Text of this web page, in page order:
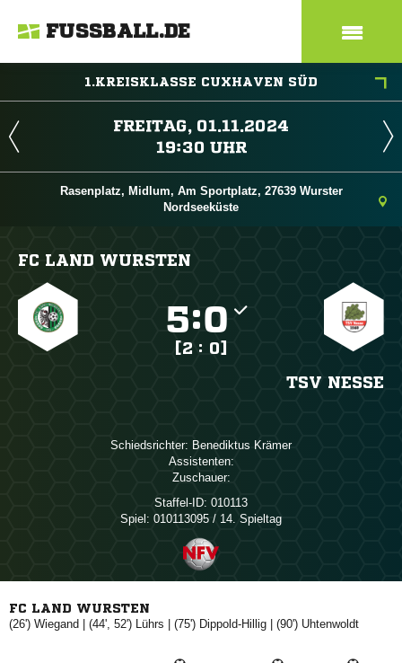
FUSSBALL.DE
1.KREISKLASSE CUXHAVEN SÜD
 
 
Rasenplatz, Midlum, Am Sportplatz, 27639 Wurster
Nordseeküste
FC LAND WURSTEN
:
[2 : 0]
TSV NESSE
Schiedsrichter:  
Assistenten:
Zuschauer:
Staffel-ID: 010113
Spiel: 010113095 / 14. Spieltag
FC LAND WURSTEN
(26')  | (44', 52')  | (75')  | (90') 